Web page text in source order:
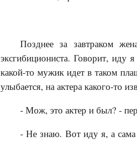
Позднее за завтраком
эксгибициониста. Говорит,
какой-то мужик идет в таком
улыбается, на актера какого-то
- Мож, это актер и был? -
- Не знаю. Вот иду я, а